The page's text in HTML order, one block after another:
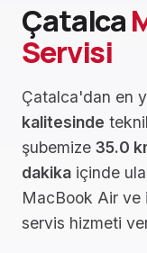
Çatalca
Servisi
Çatalca'dan en
kalitesinde
şubemize 35.0
dakika içinde
MacBook Air ve
servis hizmeti